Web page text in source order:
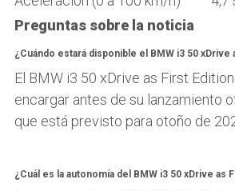
Preguntas sobre la noticia
¿Cuándo estará disponible el BMW i3 50 xDrive
El BMW i3 50 xDrive as First
encargar antes de su lanzamiento
que está previsto para otoño de
¿Cuál es la autonomía del BMW i3 50 xDrive as